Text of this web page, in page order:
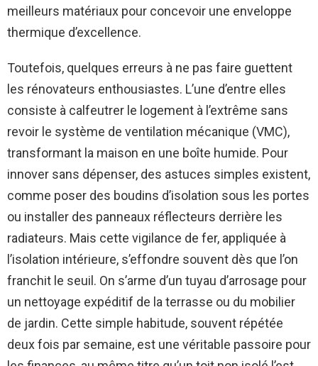
meilleurs matériaux pour concevoir une enveloppe
thermique d’excellence.
Toutefois, quelques erreurs à ne pas faire guettent
les rénovateurs enthousiastes. L’une d’entre elles
consiste à calfeutrer le logement à l’extrême sans
revoir le système de ventilation mécanique (VMC),
transformant la maison en une boîte humide. Pour
innover sans dépenser, des astuces simples existent,
comme poser des boudins d’isolation sous les portes
ou installer des panneaux réflecteurs derrière les
radiateurs. Mais cette vigilance de fer, appliquée à
l’isolation intérieure, s’effondre souvent dès que l’on
franchit le seuil. On s’arme d’un tuyau d’arrosage pour
un nettoyage expéditif de la terrasse ou du mobilier
de jardin. Cette simple habitude, souvent répétée
deux fois par semaine, est une véritable passoire pour